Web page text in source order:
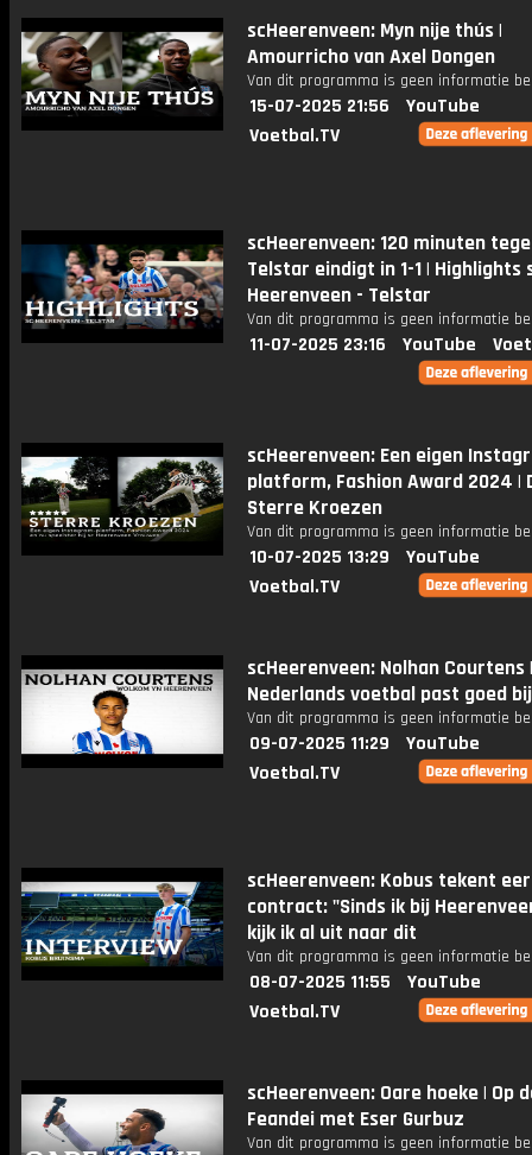
scHeerenveen: Myn nije thús |
Amourricho van Axel Dongen
Van dit programma is geen informatie
15-07-2025 21:56
YouTube
Voetbal.TV
scHeerenveen: 120 minuten
Telstar eindigt in 1-1 | Highlights
Heerenveen - Telstar
Van dit programma is geen informatie
11-07-2025 23:16 YouTube
scHeerenveen: Een eigen
platform, Fashion Award 2024 |
Sterre Kroezen
Van dit programma is geen informatie
10-07-2025 13:29
YouTube
Voetbal.TV
scHeerenveen: Nolhan Courtens
Nederlands voetbal past goed
Van dit programma is geen informatie
09-07-2025 11:29
YouTube
Voetbal.TV
scHeerenveen: Kobus tekent
contract: "Sinds ik bij
kijk ik al uit naar dit
Van dit programma is geen informatie
08-07-2025 11:55
YouTube
Voetbal.TV
scHeerenveen: Oare hoeke | Op
Feandei met Eser Gurbuz
Van dit programma is geen informatie